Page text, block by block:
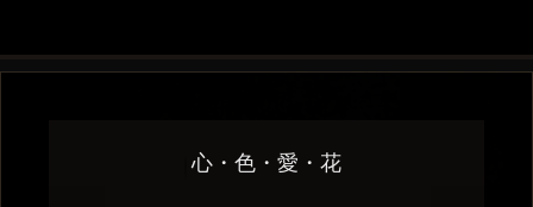
心・色・愛・花